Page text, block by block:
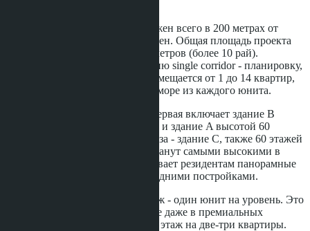
Skypark Lucean Jomtien расположен всего в 200 метрах от
береговой линии пляжа Джомтьен. Общая площадь проекта
превышает 16 000 квадратных метров (более 10 рай).
Застройщик реализует концепцию single corridor - планировку,
при которой на одном этаже размещается от 1 до 14 квартир,
что гарантирует прямой вид на море из каждого юнита.
Проект разделён на две фазы. Первая включает здание B
высотой 31 этаж (252 квартиры) и здание A высотой 60
этажей (647 квартир). Вторая фаза - здание C, также 60 этажей
и 588 юнитов. Все три башни станут самыми высокими в
районе Джомтьен, что обеспечивает резидентам панорамные
виды без риска перекрытия соседними постройками.
Пентхаусы занимают целый этаж - один юнит на уровень. Это
редкое решение для Паттайи, где даже в премиальных
проектах пентхаусы часто делят этаж на две-три квартиры.